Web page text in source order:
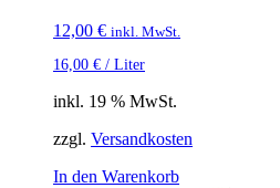
12,00 € inkl. MwSt.
16,00 € / Liter
inkl. 19 % MwSt.
zzgl. Versandkosten
In den Warenkorb